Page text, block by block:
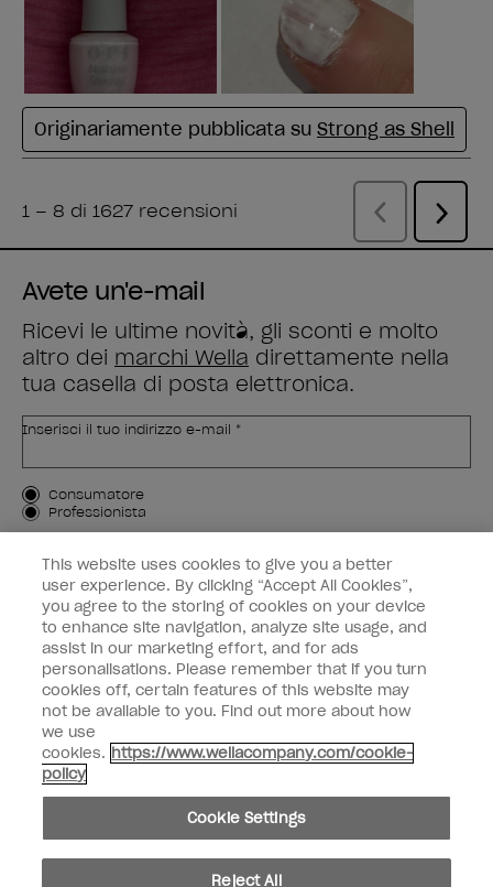
Avete un'e-mail
Ricevi le ultime novità, gli sconti e molto
altro dei marchi Wella direttamente nella
tua casella di posta elettronica.
Inserisci il tuo indirizzo e-mail *
Tipo di cliente
Consumatore
Professionista
ISCRIVIMI
Informazioni per i clienti
OPI & voi
instagramfacebook
Copyright 2026, Wella Operations US LLC. Tutti i diritti riservati.
This website uses cookies to give you a better
user experience. By clicking “Accept All Cookies”,
you agree to the storing of cookies on your device
to enhance site navigation, analyze site usage, and
assist in our marketing effort, and for ads
personalisations. Please remember that if you turn
cookies off, certain features of this website may
not be available to you. Find out more about how
we use
cookies. https://www.wellacompany.com/cookie-
policy
Cookie Settings
Reject All